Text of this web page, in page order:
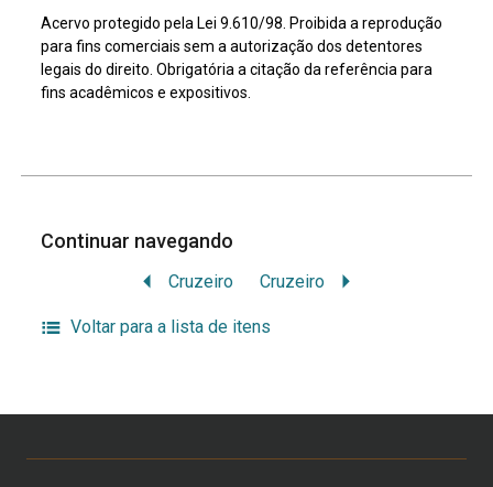
Acervo protegido pela Lei 9.610/98. Proibida a reprodução
para fins comerciais sem a autorização dos detentores
legais do direito. Obrigatória a citação da referência para
fins acadêmicos e expositivos.
Continuar navegando
Cruzeiro Cruzeiro
Voltar para a lista de itens